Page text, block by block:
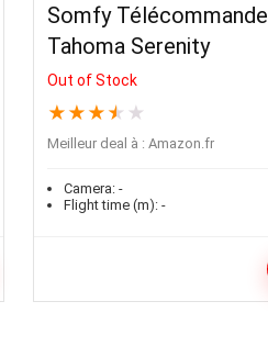
Somfy Télécommande
Tahoma Serenity
Out of Stock
★ ★ ★ ★ ★
Meilleur deal à : Amazon.fr
Camera:-
Flight time (m):-